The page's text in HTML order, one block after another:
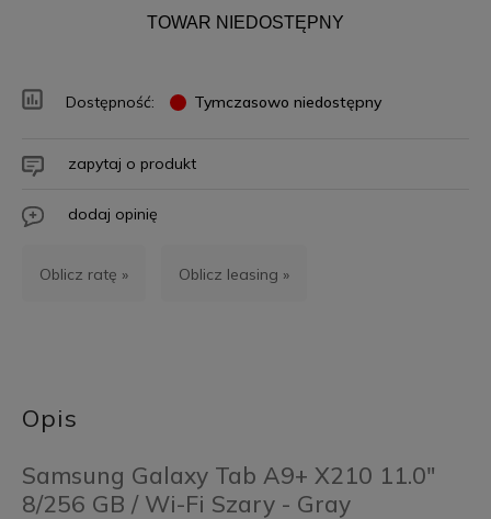
TOWAR NIEDOSTĘPNY
Dostępność: Tymczasowo niedostępny
zapytaj o produkt
dodaj opinię
Oblicz ratę » Oblicz leasing »
Opis
Samsung Galaxy Tab A9+ X210 11.0"
8/256 GB / Wi-Fi Szary - Gray